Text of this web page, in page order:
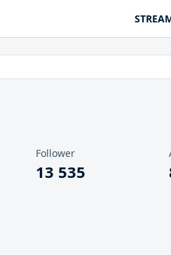
Follower
13 535